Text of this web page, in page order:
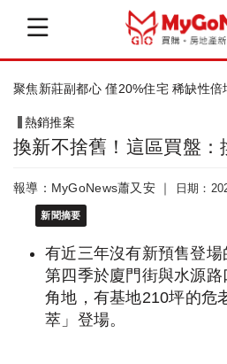
科技龍頭、壽險 溢價8成卡位北區門戶
熱銷推案
換新不捨舊！這區買盤：
報導：MyGoNews蕭又安 ｜ 日期：
新聞摘要
有近三年沒有新預售登
第四季於廈門街與水源
角地，有基地210坪的危
萃」登場。